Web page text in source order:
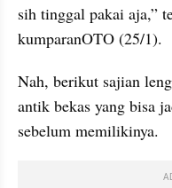
sih tinggal pakai aja,”
kumparanOTO (25/1).
Nah, berikut sajian
antik bekas yang bisa
sebelum memilikinya.